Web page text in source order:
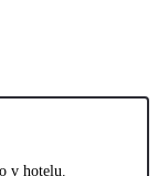
v hotelu.